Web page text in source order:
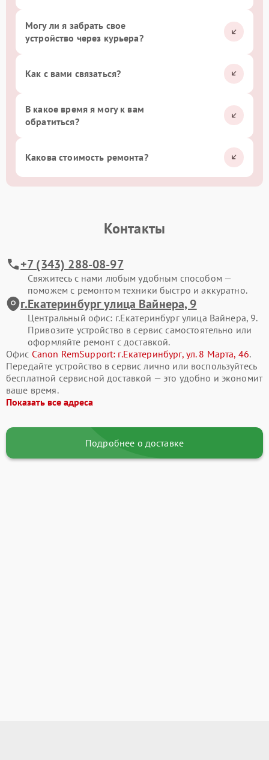
Могу ли я забрать свое
устройство через курьера?
Как с вами связаться?
В какое время я могу к вам
обратиться?
Какова стоимость ремонта?
Контакты
+7 (343) 288-08-97
Свяжитесь с нами любым удобным способом —
поможем с ремонтом техники быстро и аккуратно.
г.Екатеринбург улица Вайнера, 9
Центральный офис: г.Екатеринбург улица Вайнера, 9.
Привозите устройство в сервис самостоятельно или
оформляйте ремонт с доставкой.
Офис Canon RemSupport: г.Екатеринбург, ул. 8 Марта, 46.
Передайте устройство в сервис лично или воспользуйтесь
бесплатной сервисной доставкой — это удобно и экономит
ваше время.
Показать все адреса
Подробнее о доставке